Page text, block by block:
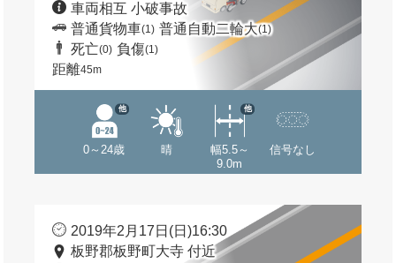
車両相互 小破事故
普通貨物車(1) 普通自動二輪大(1)
死亡(0) 負傷(1)
距離45m
0～24歳
他
晴
幅5.5～
9.0m
他
信号なし
2019年2月17日(日)16:30
板野郡板野町大寺 付近